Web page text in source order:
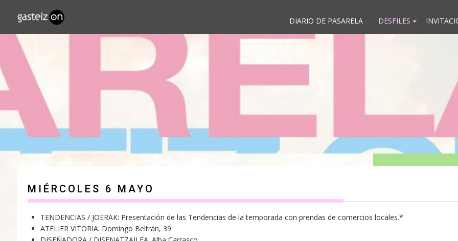
contenido
DIARIO DE PASARELA DESFILES
MIÉRCOLES 6 MAYO
TENDENCIAS / JOERAK: Presentación de las Tendencias de la temporada con prendas de comercios locales.*
ATELIER VITORIA: Domingo Beltrán, 39